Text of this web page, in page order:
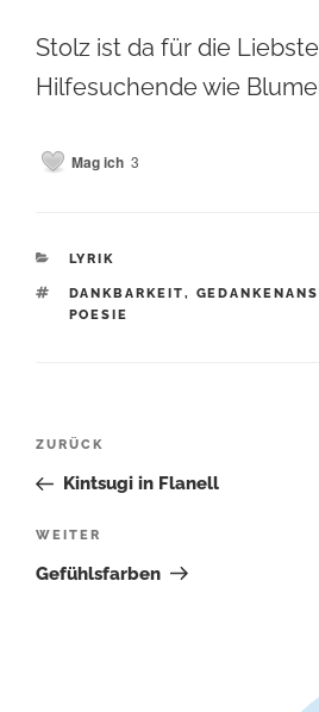
Stolz ist da für die
Hilfesuchende wie
Mag ich 3
KATEGORIEN
LYRIK
SCHLAGWÖRTER
DANKBARKEIT,
POESIE
Beitragsnavigation
Vorheriger
Beitrag
ZURÜCK
Kintsugi in Flanell
Nächster
Beitrag
WEITER
Gefühlsfarben